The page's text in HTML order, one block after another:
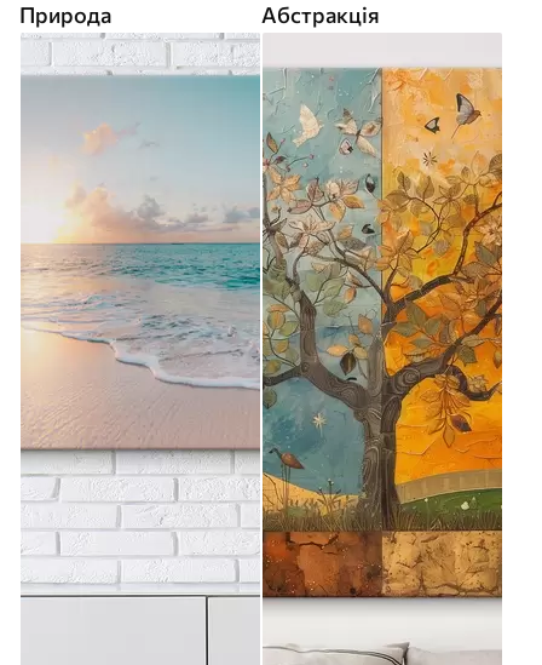
Природа Абстракція